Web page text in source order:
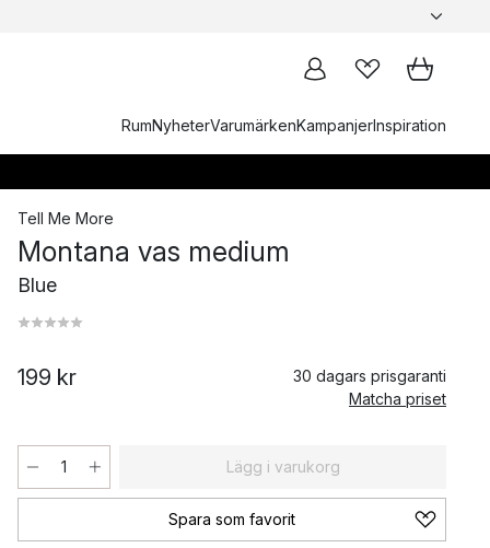
RumNyheterVarumärkenKampanjerInspiration
Tell Me More
Montana vas medium
Blue
199 kr
30 dagars prisgaranti
Matcha priset
Lägg i varukorg
Spara som favorit